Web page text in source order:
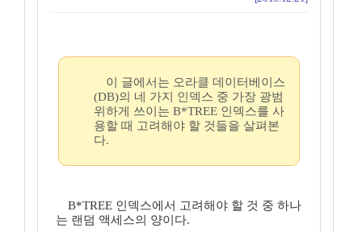
이 글에서는 오라클 데이터베이스
(DB)의 네 가지 인덱스 중 가장 광범
위하게 쓰이는 B*TREE 인덱스를 사
용할 때 고려해야 할 것들을 살펴본
다.
B*TREE 인덱스에서 고려해야 할 것 중 하나
는 랜덤 액세스의 양이다.